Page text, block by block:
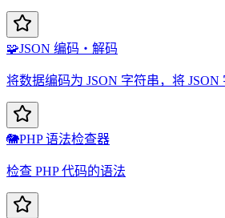
🧩JSON 编码・解码
将数据编码为 JSON 字符串，将
🐘PHP 语法检查器
检查 PHP 代码的语法